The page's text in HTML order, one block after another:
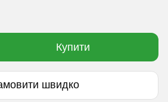
Купити
швидко